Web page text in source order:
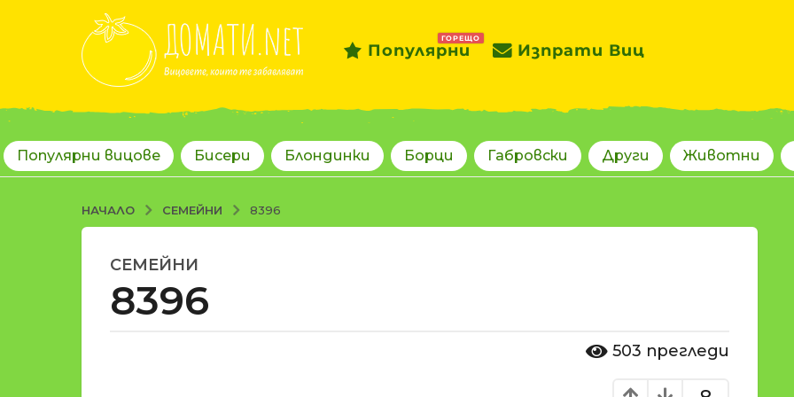
Популярни
ГОРЕЩО
Изпрати Виц
Популярни вицове Бисери Блондинки Борци Габровски Други Животни
НАЧАЛО СЕМЕЙНИ 8396
1
8
г
СЕМЕЙНИ
8396
503 прегледи